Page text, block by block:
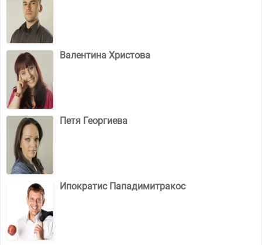
Валентина Христова
Петя Георгиева
Ипократис Пападимитракос